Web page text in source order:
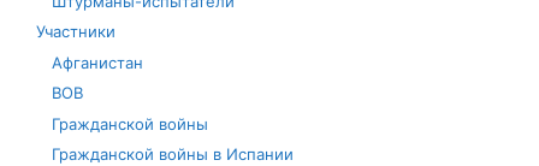
Участники
Афганистан
ВОВ
Гражданской войны
Гражданской войны в Испании